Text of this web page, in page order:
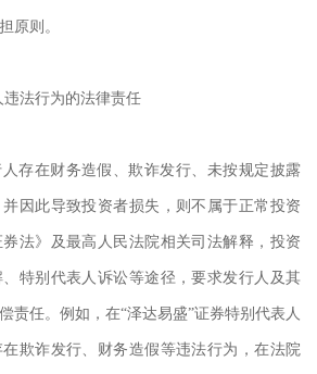
原则。
违法行为的法律责任
存在财务造假、欺诈发行、未按规定披露
因此导致投资者损失，则不属于正常投资
法》及最高人民法院相关司法解释，投资
特别代表人诉讼等途径，要求发行人及其
责任。例如，在“泽达易盛”证券特别代表人
欺诈发行、财务造假等违法行为，在法院